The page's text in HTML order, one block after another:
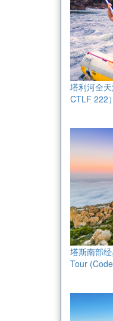
塔利河全
CTLF 222）
塔斯南部
Tour